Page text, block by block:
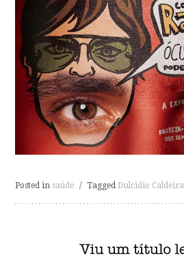
Posted in saúde / Tagged Dulcidio Caldeira